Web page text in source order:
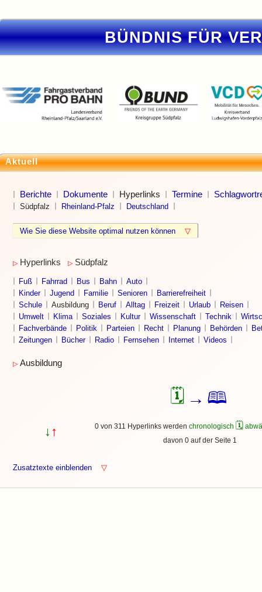
BÜNDNIS FÜR
Aktuell
Berichte Dokumente Hyperlinks Termine
Südpfalz Rheinland-Pfalz Deutschland
Wie Sie diese Website optimal nutzen können ▽
▷ Hyperlinks ▷ Südpfalz
Fuß Fahrrad Bus Bahn
Auto
Kinder
Jugend Familie Senioren
Barrierefreiheit
Schule
Ausbildung Beruf Alltag Freizeit Urlaub
Reisen
Umwelt
Klima Soziales Kultur Wissenschaft Technik
Fachverbände
Politik Parteien Recht Planung Behörden
Zeitungen
Bücher Radio Fernsehen Internet Videos
▷ Ausbildung
🗓 → 🕮
↓ ↑ 0 von 311 Hyperlinks werden chronologisch 🗓
davon 0 auf der Seite 1
Zusatztexte einblenden ▽